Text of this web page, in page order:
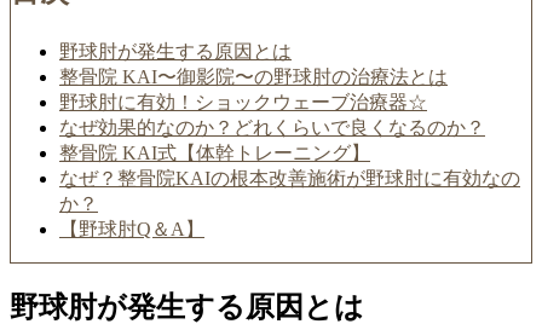
野球肘が発生する原因とは
整骨院 KAI〜御影院〜の野球肘の治療法とは
野球肘に有効！ショックウェーブ治療器☆
なぜ効果的なのか？どれくらいで良くなるのか？
整骨院 KAI式【体幹トレーニング】
なぜ？整骨院KAIの根本改善施術が野球肘に有効なの
か？
【野球肘Q＆A】
野球肘が発生する原因とは